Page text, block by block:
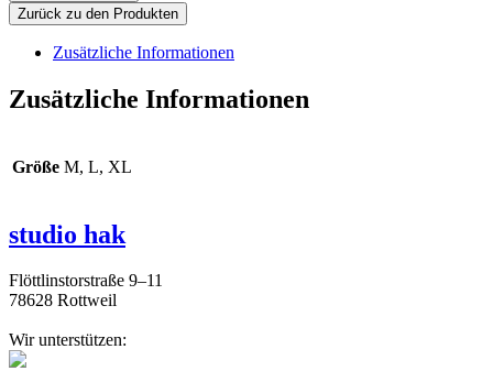
Zurück zu den Produkten
Zusätzliche Informationen
Zusätzliche Informationen
Größe M, L, XL
studio hak
Flöttlinstorstraße 9–11
78628 Rottweil
Wir unterstützen: